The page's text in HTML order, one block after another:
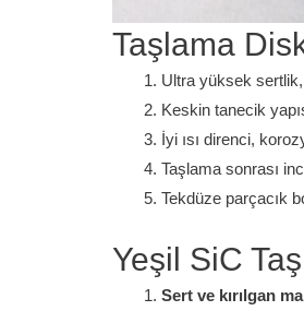
Taşlama
Ultra yüksek
Keskin tanecik
İyi ısı direnci,
Taşlama sonrası
Tekdüze parçacık
Yeşil SiC
Sert ve kırılgan